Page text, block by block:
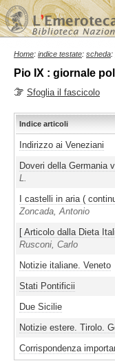
Home: indice testate: scheda:
Pio IX : giornale
Sfoglia il fascicolo
Indice articoli
Indirizzo ai Veneziani
Doveri della Germania
L.
I castelli in aria (
Zoncada, Antonio
[ Articolo dalla Dieta
Rusconi, Carlo
Notizie italiane. Veneto
Stati Pontificii
Due Sicilie
Notizie estere. Tirolo.
Corrispondenza